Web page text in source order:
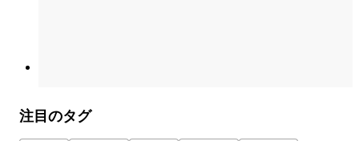
注目のタグ